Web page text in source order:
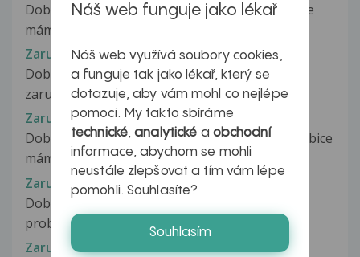
Dobrý den, cca před měsícem jsem si všimnul, že
mám spodní stranu žaludu zarudlý...
Zarudlý žalud
Dobrý den, poslední asi týden a půl mám mírně
zarudlý žalud. Přijde mi, že...
Zarudlý žalud
Dobrý den, mám zarudlý žalud, ústí močové trubice
mám napuchlé a červené. Ze...
Zarudlý žalud
Dobrý den, rád bych se na Vás obrátil s
problémem, se kterým se potýkám již...
Zarudlý žalud
Náš web funguje jako lékař
Náš web využívá soubory cookies,
a funguje tak jako lékař, který se
dotazuje, aby vám mohl co nejlépe
pomoci. My takto sbíráme
technické,analytické a obchodní
informace, abychom se mohli
neustále zlepšovat a tím vám lépe
pomohli. Souhlasíte?
Souhlasím